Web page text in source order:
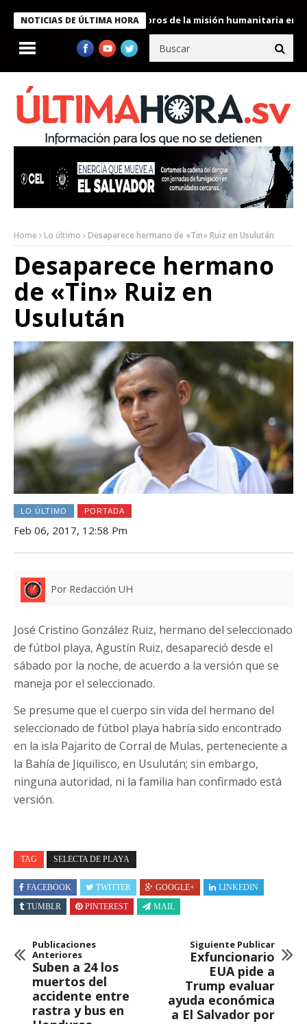
NOTICIAS DE ÚLTIMA HORA
Bukele condecora a miembros de la misión humanitaria enviada
Home Lo último Desaparece hermano de «Tin» Ruiz en Usulután
Desaparece hermano
de «Tin» Ruiz en
Usulután
LO ÚLTIMO PORTADA
Feb 06, 2017, 12:58 Pm
Por Redacción UH
José Cristino González Ruiz, hermano del seleccionado
de fútbol playa, Agustín Ruiz, desapareció desde el
sábado por la noche, de acuerdo a la versión que se
maneja por el seleccionado.
Se presume que el cuerpo sin vida del hermano del
seleccionado de fútbol playa habría sido encontrado
en la isla Pajarito de Corral de Mulas, perteneciente a
la Bahía de Jiquilisco, en Usulután; sin embargo,
ninguna autoridad, ni la familia han confirmado está
versión.
TAG SELECTA DE PLAYA
FACEBOOK TWITTER GOOGLE+
LINKEDIN
TUMBLR
PINTEREST MAIL
Publicaciones
Anteriores
Suben a 24 los
muertos del
accidente entre
rastra y bus en
Siguiente Publicar
Exfuncionario
EUA pide a
Trump evaluar
ayuda económica
a El Salvador por